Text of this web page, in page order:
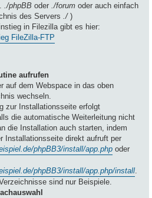
./phpBB oder ./forum oder auch einfach
des Servers
./)
in Filezilla gibt es hier:
FileZilla-FTP
aufrufen
auf dem Webspace in das oben
wechseln.
zur Installationsseite erfolgt
die automatische Weiterleitung nicht
die Installation auch starten, indem
Installationsseite direkt aufruft per
phpBB3/install/app.php oder
phpBB3/install/app.php/install.
sind nur Beispiele.